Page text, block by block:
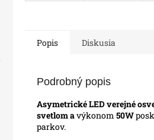
Popis Diskusia
Podrobný popis
Asymetrické LED verejné
svetlom avýkonom 50W
parkov.